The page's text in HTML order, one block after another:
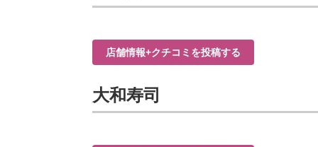
店舗情報+クチコミを投稿する
大和寿司